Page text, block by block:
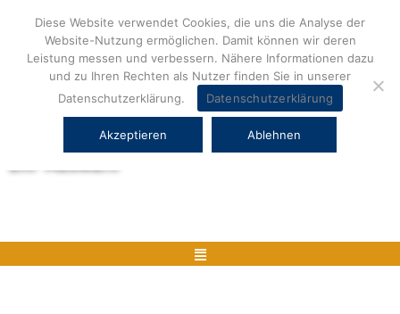
springen
Herstellerneutrale ERP Beratung und
Menü
Diese Website verwendet Cookies, die uns die Analyse der
Website-Nutzung ermöglichen. Damit können wir deren
Leistung messen und verbessern. Nähere Informationen dazu
und zu Ihren Rechten als Nutzer finden Sie in unserer
Datenschutzerklärung.
Datenschutzerklärung
Akzeptieren Ablehnen